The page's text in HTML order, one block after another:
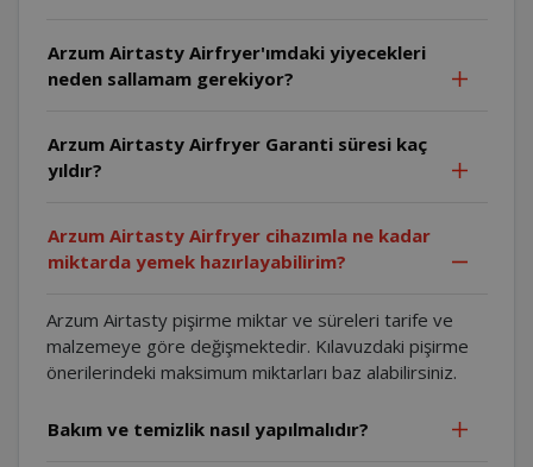
Arzum Airtasty Airfryer'ımdaki yiyecekleri
neden sallamam gerekiyor?
Arzum Airtasty Airfryer Garanti süresi kaç
yıldır?
Arzum Airtasty Airfryer cihazımla ne kadar
miktarda yemek hazırlayabilirim?
Arzum Airtasty pişirme miktar ve süreleri tarife ve
malzemeye göre değişmektedir. Kılavuzdaki pişirme
önerilerindeki maksimum miktarları baz alabilirsiniz.
Bakım ve temizlik nasıl yapılmalıdır?